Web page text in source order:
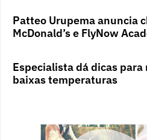
Patteo Urupema anuncia
McDonald’s e FlyNow
Especialista dá dicas
baixas temperaturas